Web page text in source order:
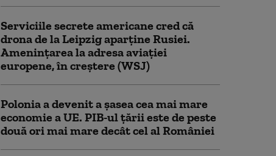
Serviciile secrete americane cred că
drona de la Leipzig aparține Rusiei.
Amenințarea la adresa aviației
europene, în creștere (WSJ)
Polonia a devenit a șasea cea mai mare
economie a UE. PIB-ul țării este de peste
două ori mai mare decât cel al României